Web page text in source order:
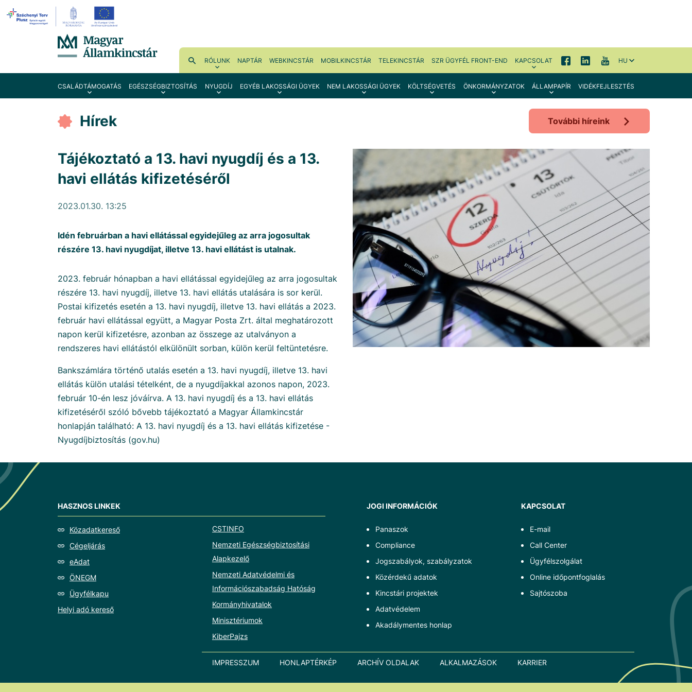
RÓLUNK NAPTÁR WEBKINCSTÁR MOBILKINCSTÁR TELEKINCSTÁR SZR ÜGYFÉL FRONT-END KAPCSOLAT HU
CSALÁDTÁMOGATÁS EGÉSZSÉGBIZTOSÍTÁS NYUGDÍJ EGYÉB LAKOSSÁGI ÜGYEK NEM LAKOSSÁGI ÜGYEK KÖLTSÉGVETÉS ÖNKORMÁNYZATOK ÁLLAMPAPÍR VIDÉKFEJLESZTÉS
Hírek További híreink
Tájékoztató a 13. havi nyugdíj és a 13.
havi ellátás kifizetéséről
2023.01.30. 13:25
Idén februárban a havi ellátással egyidejűleg az arra jogosultak
részére 13. havi nyugdíjat, illetve 13. havi ellátást is utalnak.
2023. február hónapban a havi ellátással egyidejűleg az arra jogosultak
részére 13. havi nyugdíj, illetve 13. havi ellátás utalására is sor kerül.
Postai kifizetés esetén a 13. havi nyugdíj, illetve 13. havi ellátás a 2023.
február havi ellátással együtt, a Magyar Posta Zrt. által meghatározott
napon kerül kifizetésre, azonban az összege az utalványon a
rendszeres havi ellátástól elkülönült sorban, külön kerül feltüntetésre.
Bankszámlára történő utalás esetén a 13. havi nyugdíj, illetve 13. havi
ellátás külön utalási tételként, de a nyugdíjakkal azonos napon, 2023.
február 10-én lesz jóváírva. A 13. havi nyugdíj és a 13. havi ellátás
kifizetéséről szóló bővebb tájékoztató a Magyar Államkincstár
honlapján található: A 13. havi nyugdíj és a 13. havi ellátás kifizetése -
Nyugdíjbiztosítás (gov.hu)
HASZNOS LINKEK
Közadatkereső
Cégeljárás
eAdat
ÖNEGM
Ügyfélkapu
Helyi adó kereső
CSTINFO
Nemzeti Egészségbiztosítási
Alapkezelő
Nemzeti Adatvédelmi és
Információszabadság Hatóság
Kormányhivatalok
Minisztériumok
KiberPajzs
JOGI INFORMÁCIÓK
Panaszok
Compliance
Jogszabályok, szabályzatok
Közérdekű adatok
Kincstári projektek
Adatvédelem
Akadálymentes honlap
KAPCSOLAT
E-mail
Call Center
Ügyfélszolgálat
Online időpontfoglalás
Sajtószoba
IMPRESSZUM HONLAPTÉRKÉP ARCHÍV OLDALAK ALKALMAZÁSOK KARRIER